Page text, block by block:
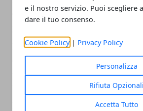
e il nostro servizio. Puoi scegliere
dare il tuo consenso.
Cookie Policy| Privacy Policy
Personalizza
Rifiuta Opzionali
Accetta Tutto
Adsl
Grafica
WeGeek
Video
AppStore
Nokia